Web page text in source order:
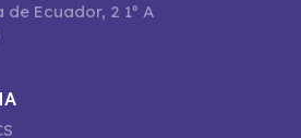
Ecuador, 2 1º A